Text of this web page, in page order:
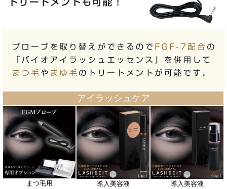
アイラッシュケア
まつ毛用
導入美容液
導入美容液